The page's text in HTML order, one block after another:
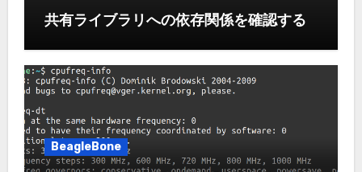
共有ライブラリへの依存関係を確認する
BeagleBone